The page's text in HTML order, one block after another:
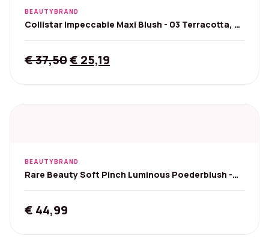
BEAUTYBRAND
Collistar Impeccable Maxi Blush - 03 Terracotta, 8
€37,50Original
€ 37,50.
€ 25,19
€ 25,19.
BEAUTYBRAND
Rare Beauty Soft Pinch Luminous Poederblush -
€ 44,99